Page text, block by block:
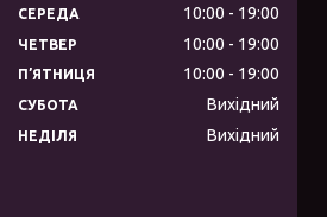
СЕРЕДА 10:00 19:00
ЧЕТВЕР 10:00 19:00
ПʼЯТНИЦЯ 10:00 19:00
СУБОТА Вихідний
НЕДІЛЯ Вихідний